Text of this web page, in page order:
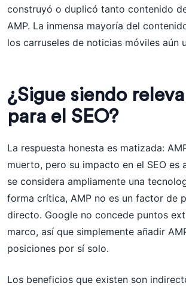
construyó o duplicó tanto contenido
AMP. La inmensa mayoría del
los carruseles de noticias móviles aún
¿Sigue siendo
para el SEO?
La respuesta honesta es matizada:
muerto, pero su impacto en el SEO es
se considera ampliamente una
forma crítica, AMP no es un factor de
directo. Google no concede puntos
marco, así que simplemente añadir
posiciones por sí solo.
Los beneficios que existen son